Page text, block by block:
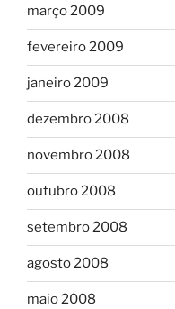
março 2009
fevereiro 2009
janeiro 2009
dezembro 2008
novembro 2008
outubro 2008
setembro 2008
agosto 2008
maio 2008